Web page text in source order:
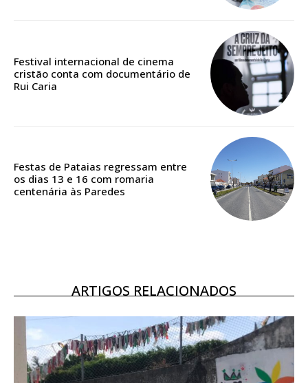
Acesso aos conteúdos Exclusivos para
assinantes
12 meses
Acesso ao conteúdo online
Acesso aos conteúdos Exclusivos para
Festival internacional de cinema
cristão conta com documentário de
Rui Caria
Festas de Pataias regressam entre
os dias 13 e 16 com romaria
centenária às Paredes
ARTIGOS RELACIONADOS